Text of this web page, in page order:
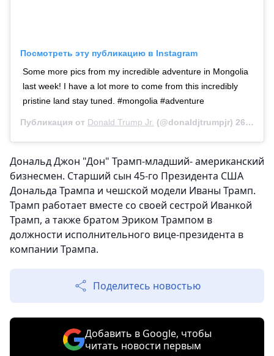
Посмотреть эту публикацию в Instagram
Some more pics from my incredible adventure in Mongolia
last week! I have a lot more to come from this incredibly
pristine land stay tuned. #mongolia #adventure
Публикация от Donald Trump Jr. (@donaldjtrumpjr) 26 Авг 2019 в 3:40 PDT
Дональд Джон "Дон" Трамп-младший- американский
бизнесмен. Старший сын 45-го Президента США
Дональда Трампа и чешской модели Иваны Трамп.
Трамп работает вместе со своей сестрой Иванкой
Трамп, а также братом Эриком Трампом в
должности исполнительного вице-президента в
компании Трампа.
Поделитесь новостью
Добавить в Google, чтобы
читать новости первым